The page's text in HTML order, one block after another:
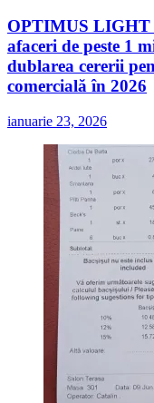
OPTIMUS LIGHT
afaceri de peste 1
dublarea cererii
comercială în 2026
ianuarie 23, 2026